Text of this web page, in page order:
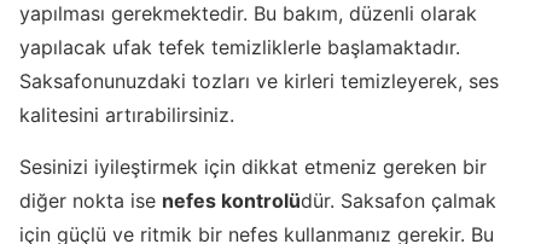
yapılması gerekmektedir. Bu bakım, düzenli olarak
yapılacak ufak tefek temizliklerle başlamaktadır.
Saksafonunuzdaki tozları ve kirleri temizleyerek, ses
kalitesini artırabilirsiniz.
Sesinizi iyileştirmek için dikkat etmeniz gereken bir
diğer nokta ise nefes kontrolüdür. Saksafon çalmak
için güçlü ve ritmik bir nefes kullanmanız gerekir. Bu